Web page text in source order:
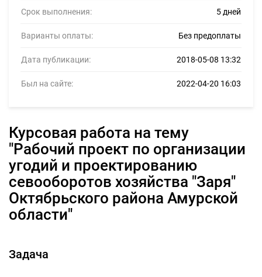
Срок выполнения: 5 дней
Варианты оплаты: Без предоплаты
Дата публикации: 2018-05-08 13:32
Был на сайте: 2022-04-20 16:03
курсовая работа на тему
"Рабочий проект по организации
угодий и проектированию
севооборотов хозяйства "Заря"
Октябрьского района Амурской
области"
Задача